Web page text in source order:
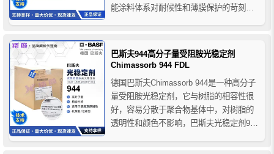
能涂料体系对耐候性和薄膜保护的苛刻要
HALS类光稳定剂配合使用，能实现更持久
全面的防护效果，是提升涂料抗老化能力
巴斯夫944高分子量受阻胺光稳定剂
Chimassorb 944 FDL
德国巴斯夫Chimassorb 944是一种高分子
量受阻胺光稳定剂，它与树脂的相容性很
好，容易分散于聚合物基体中，对树脂的
透明性和颜色不影响，巴斯夫光稳定剂944